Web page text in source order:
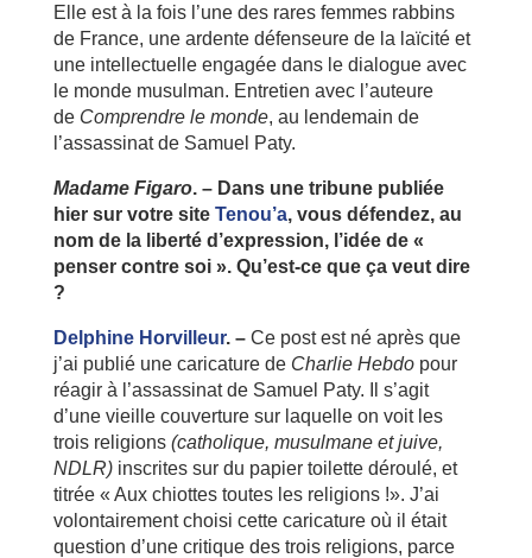
Elle est à la fois l’une des rares femmes rabbins
de France, une ardente défenseure de la laïcité et
une intellectuelle engagée dans le dialogue avec
le monde musulman. Entretien avec l’auteure
de Comprendre le monde, au lendemain de
l’assassinat de Samuel Paty.
Madame Figaro. – Dans une tribune publiée
hier sur votre site Tenou’a, vous défendez, au
nom de la liberté d’expression, l’idée de «
penser contre soi ». Qu’est-ce que ça veut dire
?
Delphine Horvilleur. – Ce post est né après que
j’ai publié une caricature de Charlie Hebdopour
réagir à l’assassinat de Samuel Paty. Il s’agit
d’une vieille couverture sur laquelle on voit les
trois religions (catholique, musulmane et juive,
NDLR) inscrites sur du papier toilette déroulé, et
titrée « Aux chiottes toutes les religions !». J’ai
volontairement choisi cette caricature où il était
question d’une critique des trois religions, parce